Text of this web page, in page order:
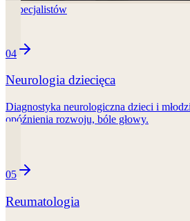
specjalistów
04
Neurologia dziecięca
Diagnostyka neurologiczna dzieci i
opóźnienia rozwoju, bóle głowy.
05
Reumatologia